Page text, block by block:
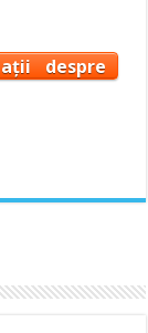
despre